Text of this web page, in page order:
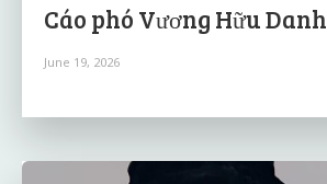
Cáo phó Vương Hữu Danh
June 19, 2026